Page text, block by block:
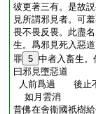
彼更著三有。是故
見所謂邪見者。可
畏不畏反畏。此盡
生。爲邪見死入惡
罪 5 中者入畜生。
曰邪見墮惡道
人前爲過 後止
如月雲消
昔佛在舍衞國祇樹